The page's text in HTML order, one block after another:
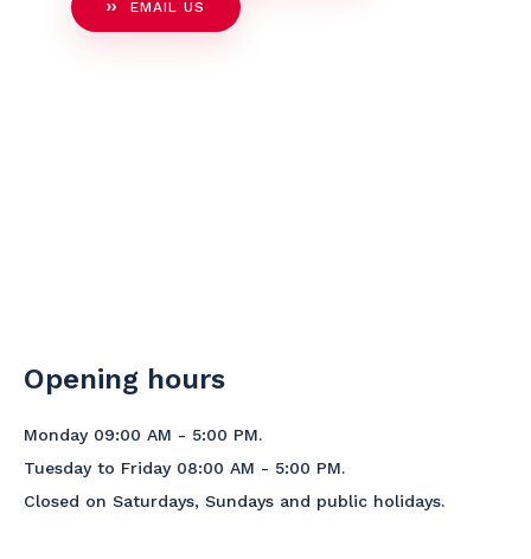
EMAIL US
Opening hours
Monday 09:00 AM - 5:00 PM.
Tuesday to Friday 08:00 AM - 5:00 PM.
Closed on Saturdays, Sundays and public holidays.